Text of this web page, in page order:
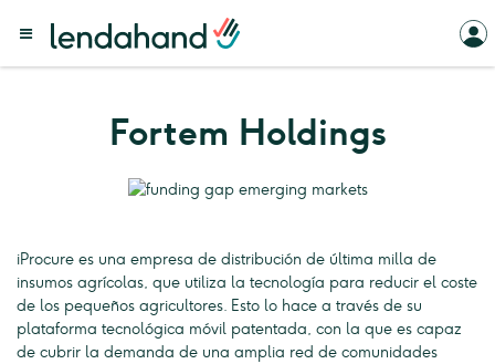
Fortem Holdings
iProcure es una empresa de distribución de última milla de
insumos agrícolas, que utiliza la tecnología para reducir el coste
de los pequeños agricultores. Esto lo hace a través de su
plataforma tecnológica móvil patentada, con la que es capaz
de cubrir la demanda de una amplia red de comunidades